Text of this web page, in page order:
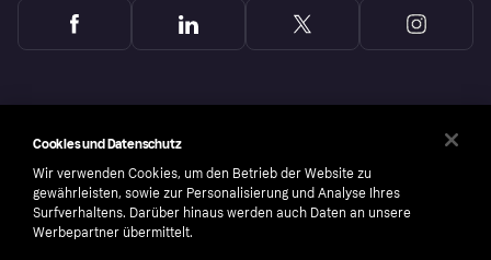
Cookies und Datenschutz
Wir verwenden Cookies, um den Betrieb der Website zu
gewährleisten, sowie zur Personalisierung und Analyse Ihres
Surfverhaltens. Darüber hinaus werden auch Daten an unsere
Werbepartner übermittelt.